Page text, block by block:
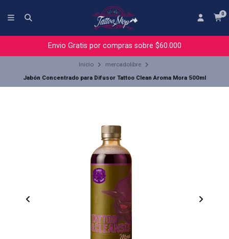
0
Envio Gratis por compras sobre $60.000
Inicio
mercadolibre
Jabón Concentrado para Difusor Tattoo Clean Aroma Mora 500ml